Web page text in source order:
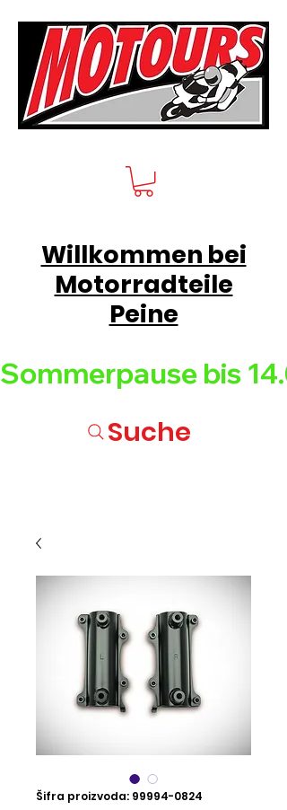
Sommerpause bis
Willkommen bei
Motorradteile
Peine
Suche
Šifra proizvoda: 99994-0824